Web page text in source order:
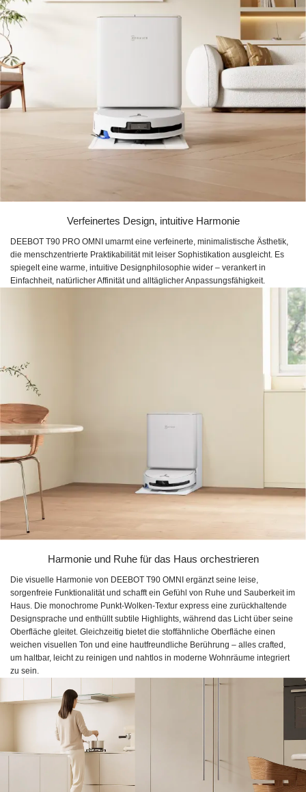
Verfeinertes Design, intuitive Harmonie
DEEBOT T90 PRO OMNI umarmt eine verfeinerte, minimalistische Ästhetik,
die menschzentrierte Praktikabilität mit leiser Sophistikation ausgleicht. Es
spiegelt eine warme, intuitive Designphilosophie wider – verankert in
Einfachheit, natürlicher Affinität und alltäglicher Anpassungsfähigkeit.
Harmonie und Ruhe für das Haus orchestrieren
Die visuelle Harmonie von DEEBOT T90 OMNI ergänzt seine leise,
sorgenfreie Funktionalität und schafft ein Gefühl von Ruhe und Sauberkeit im
Haus. Die monochrome Punkt-Wolken-Textur express eine zurückhaltende
Designsprache und enthüllt subtile Highlights, während das Licht über seine
Oberfläche gleitet. Gleichzeitig bietet die stoffähnliche Oberfläche einen
weichen visuellen Ton und eine hautfreundliche Berührung – alles crafted,
um haltbar, leicht zu reinigen und nahtlos in moderne Wohnräume integriert
zu sein.